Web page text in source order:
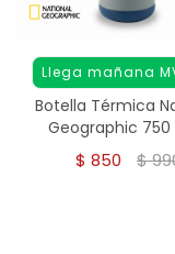
Llega mañana
Botella Térmica
Geographic 750
Acero
$ 850 $